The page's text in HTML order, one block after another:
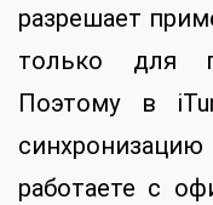
разрешает
только для
Поэтому в
работаете с